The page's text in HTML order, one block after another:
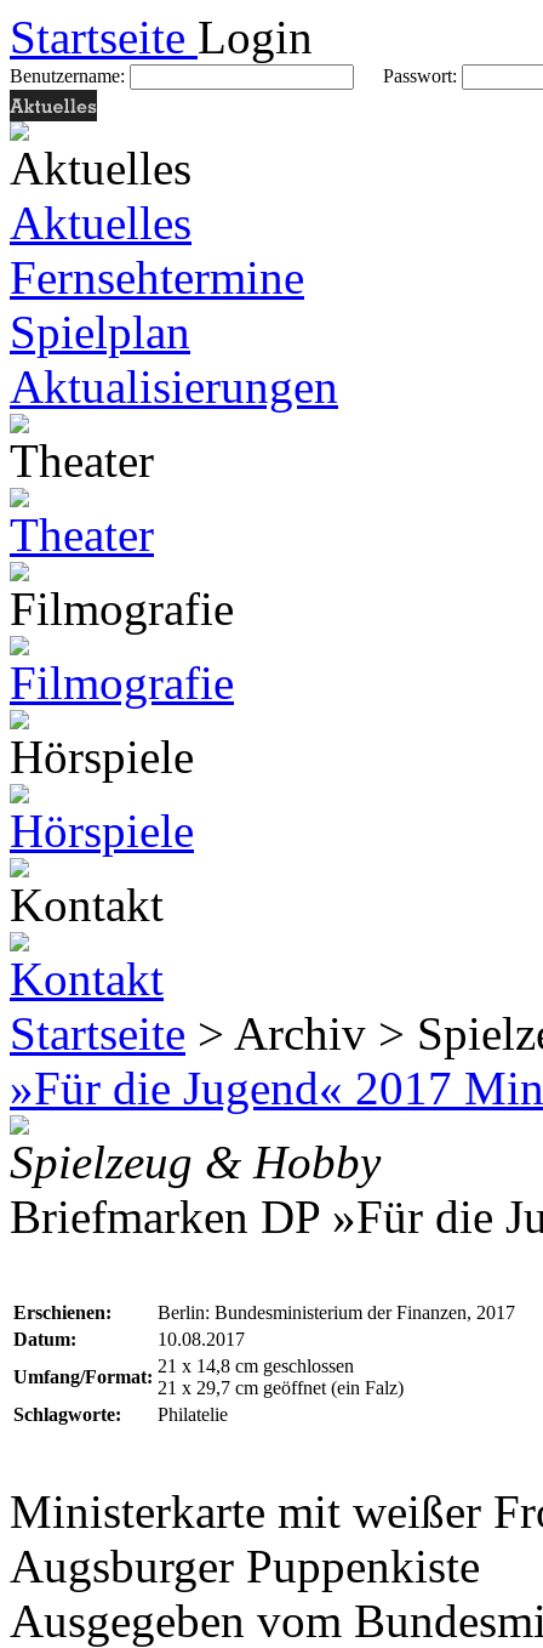
Startseite Login
Benutzername: Passwort:
Aktuelles
Fernsehtermine
Spielplan
Aktualisierungen
Startseite > Archiv >
»Für die Jugend« 2017
Spielzeug & Hobby
Briefmarken DP »Für die
Erschienen:
Berlin: Bundesministerium der Finanzen, 2017
Datum:
10.08.2017
Umfang/Format:
21 x 14,8 cm geschlossen
21 x 29,7 cm geöffnet (ein Falz)
Schlagworte:
Philatelie
Ministerkarte mit weißer
Augsburger Puppenkiste
Ausgegeben vom